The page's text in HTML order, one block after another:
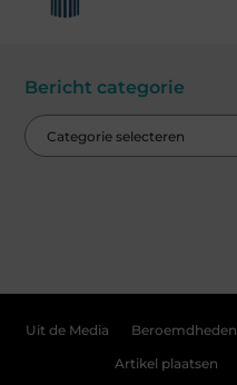
Bericht categorie
Uit de Media Beroemdheden
Artikel plaatsen